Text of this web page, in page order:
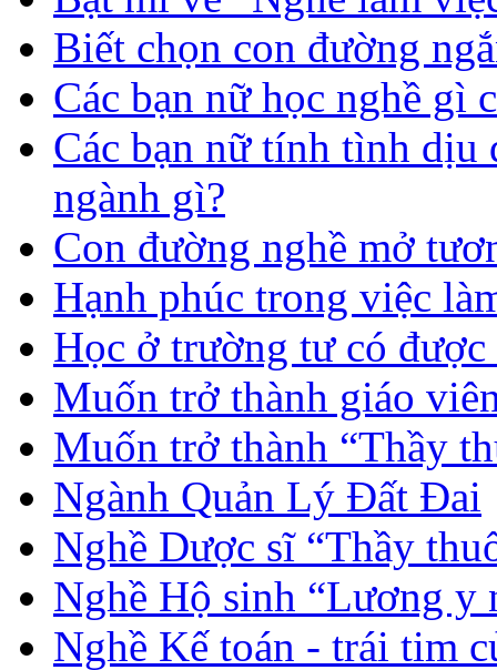
Biết chọn con đường
Các bạn nữ học nghề gì
Các bạn nữ tính tình dịu
ngành gì?
Con đường nghề mở
Hạnh phúc trong việc
Học ở trường tư có
Muốn trở thành giáo
Muốn trở thành “Thầy
Ngành Quản Lý Đất Đai
Nghề Dược sĩ “Thầy
Nghề Hộ sinh “Lương y
Nghề Kế toán - trái tim